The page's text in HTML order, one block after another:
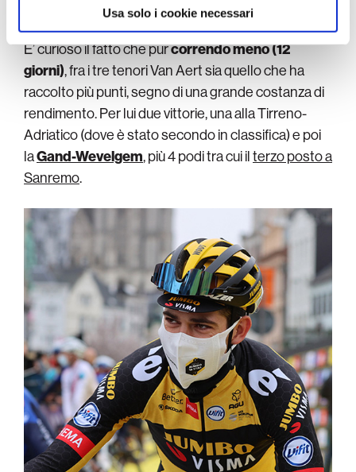
Usa solo i cookie necessari
E’ curioso il fatto che purcorrendo meno (12
giorni), fra i tre tenori Van Aert sia quello che ha
raccolto più punti, segno di una grande costanza di
rendimento. Per lui due vittorie, una alla Tirreno-
Adriatico (dove è stato secondo in classifica) e poi
laGand-Wevelgem, più 4 podi tra cui ilterzo posto a
Sanremo.